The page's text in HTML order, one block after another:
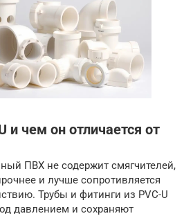
и чем он отличается от
ПВХ не содержит смягчителей,
и лучше сопротивляется
Трубы и фитинги из PVC-U
давлением и сохраняют